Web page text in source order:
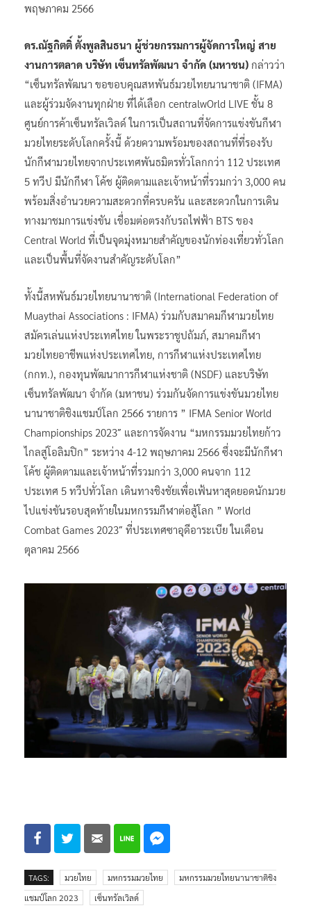
พฤษภาคม 2566
ดร.ณัฐกิตติ์ ตั้งพูลสินธนา ผู้ช่วยกรรมการผู้จัดการใหญ่ สาย
งานการตลาด บริษัท เซ็นทรัลพัฒนา จำกัด (มหาชน) กล่าวว่า
“เซ็นทรัลพัฒนา ขอขอบคุณสหพันธ์มวยไทยนานาชาติ (IFMA)
และผู้ร่วมจัดงานทุกฝ่าย ที่ได้เลือก centralwOrld LIVE ชั้น 8
ศูนย์การค้าเซ็นทรัลเวิลด์ ในการเป็นสถานที่จัดการแข่งขันกีฬา
มวยไทยระดับโลกครั้งนี้ ด้วยความพร้อมของสถานที่ที่รองรับ
นักกีฬามวยไทยจากประเทศพันธมิตรทั่วโลกกว่า 112 ประเทศ
5 ทวีป มีนักกีฬา โค้ช ผู้ติดตามและเจ้าหน้าที่รวมกว่า 3,000 คน
พร้อมสิ่งอำนวยความสะดวกที่ครบครัน และสะดวกในการเดิน
ทางมาชมการแข่งขัน เชื่อมต่อตรงกับรถไฟฟ้า BTS ของ
Central World ที่เป็นจุดมุ่งหมายสำคัญของนักท่องเที่ยวทั่วโลก
และเป็นพื้นที่จัดงานสำคัญระดับโลก”
ทั้งนี้สหพันธ์มวยไทยนานาชาติ (International Federation of
Muaythai Associations : IFMA) ร่วมกับสมาคมกีฬามวยไทย
สมัครเล่นแห่งประเทศไทย ในพระราชูปถัมภ์, สมาคมกีฬา
มวยไทยอาชีพแห่งประเทศไทย, การกีฬาแห่งประเทศไทย
(กกท.), กองทุนพัฒนาการกีฬาแห่งชาติ (NSDF) และบริษัท
เซ็นทรัลพัฒนา จำกัด (มหาชน) ร่วมกันจัดการแข่งขันมวยไทย
นานาชาติชิงแชมป์โลก 2566 รายการ ” IFMA Senior World
Championships 2023″ และการจัดงาน “มหกรรมมวยไทยก้าว
ไกลสู่โอลิมปิก” ระหว่าง 4-12 พฤษภาคม 2566 ซึ่งจะมีนักกีฬา
โค้ช ผู้ติดตามและเจ้าหน้าที่รวมกว่า 3,000 คนจาก 112
ประเทศ 5 ทวีปทั่วโลก เดินทางชิงชัยเพื่อเฟ้นหาสุดยอดนักมวย
ไปแข่งขันรอบสุดท้ายในมหกรรมกีฬาต่อสู้โลก ” World
Combat Games 2023″ ที่ประเทศซาอุดีอาระเบีย ในเดือน
ตุลาคม 2566
TAGS: มวยไทย มหกรรมมวยไทย
มหกรรมมวยไทยนานาชาติชิง
แชมป์โลก 2023
เซ็นทรัลเวิลด์